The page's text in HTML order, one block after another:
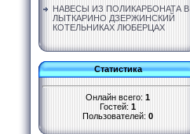
НАВЕСЫ ИЗ ПОЛИКАРБОНАТА В
ЛЫТКАРИНО ДЗЕРЖИНСКИЙ
КОТЕЛЬНИКАХ ЛЮБЕРЦАХ
Статистика
Онлайн всего: 1
Гостей: 1
Пользователей: 0